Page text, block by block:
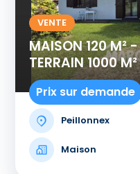
VENTE
MAISON 120 M²
TERRAIN 1000 M²
Prix sur demande
Peillonnex
Maison